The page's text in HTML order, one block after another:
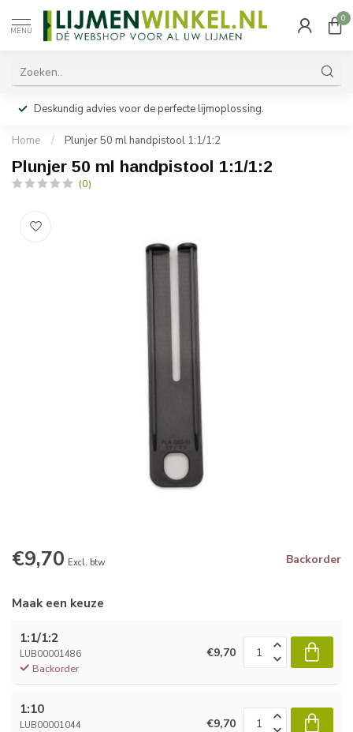
MENU
0
Deskundig advies voor de perfecte lijmoplossing.
Home / Plunjer 50 ml handpistool 1:1/1:2
Plunjer 50 ml handpistool 1:1/1:2
(0)
€9,70 Excl. btw Backorder
Maak een keuze
1:1/1:2
LUB00001486
Backorder
€9,70
1:10
LUB00001044 €9,70